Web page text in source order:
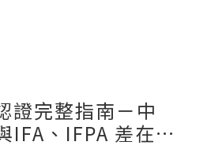
記錄修課進度，實際課程時數與學
準。如果已在其他單位取得 NAHA
證完整指南－中
IFA、IFPA 差在